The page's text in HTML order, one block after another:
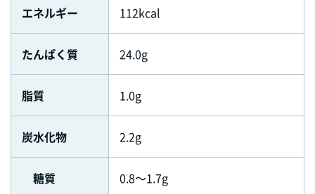
エネルギー 112kcal
たんぱく質 24.0g
脂質 1.0g
炭水化物 2.2g
糖質 0.8～1.7g